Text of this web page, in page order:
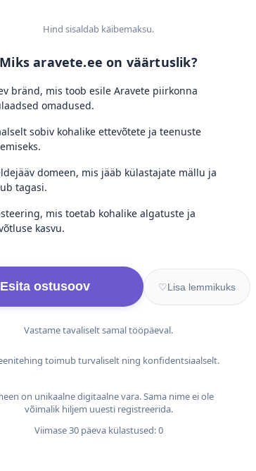
Hind sisaldab käibemaksu.
Miks aravete.ee on väärtuslik?
bränd, mis toob esile Aravete piirkonna
omadused.
sobiv kohalike ettevõtete ja teenuste
domeen, mis jääb külastajate mällu ja
tagasi.
mis toetab kohalike algatuste ja
kasvu.
Esita ostusoov ♡Lisa lemmikuks
Vastame tavaliselt samal tööpäeval.
toimub turvaliselt ning konfidentsiaalselt.
on unikaalne digitaalne vara. Sama nime ei ole
võimalik hiljem uuesti registreerida.
Viimase 30 päeva külastused: 0